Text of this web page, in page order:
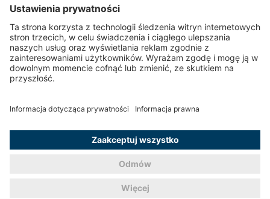
Kontakt
Punkty przedsprzedaży
Flota
Wodny
Rozkład jazdy
FAQ
INFORMACJE